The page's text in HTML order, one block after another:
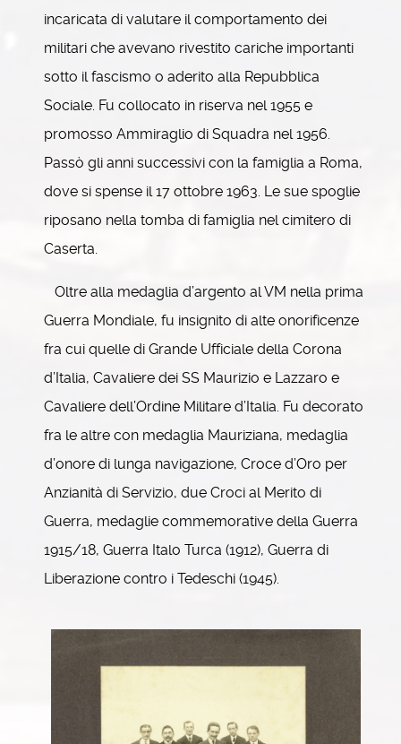
incaricata di valutare il comportamento dei
militari che avevano rivestito cariche importanti
sotto il fascismo o aderito alla Repubblica
Sociale. Fu collocato in riserva nel 1955 e
promosso Ammiraglio di Squadra nel 1956.
Passò gli anni successivi con la famiglia a Roma,
dove si spense il 17 ottobre 1963. Le sue spoglie
riposano nella tomba di famiglia nel cimitero di
Caserta.
Oltre alla medaglia d’argento al VM nella prima
Guerra Mondiale, fu insignito di alte onorificenze
fra cui quelle di Grande Ufficiale della Corona
d’Italia, Cavaliere dei SS Maurizio e Lazzaro e
Cavaliere dell’Ordine Militare d’Italia. Fu decorato
fra le altre con medaglia Mauriziana, medaglia
d’onore di lunga navigazione, Croce d’Oro per
Anzianità di Servizio, due Croci al Merito di
Guerra, medaglie commemorative della Guerra
1915/18, Guerra Italo Turca (1912), Guerra di
Liberazione contro i Tedeschi (1945).